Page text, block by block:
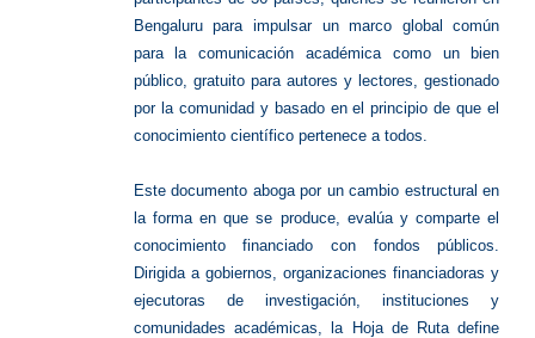
Bengaluru para impulsar un marco global común
para la comunicación académica como un bien
público, gratuito para autores y lectores, gestionado
por la comunidad y basado en el principio de que el
conocimiento científico pertenece a todos.
Este documento aboga por un cambio estructural en
la forma en que se produce, evalúa y comparte el
conocimiento financiado con fondos públicos.
Dirigida a gobiernos, organizaciones financiadoras y
ejecutoras de investigación, instituciones y
comunidades académicas, la Hoja de Ruta define